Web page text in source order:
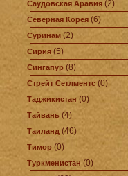
Саудовская Аравия (2)
Северная Корея (6)
Суринам (2)
Сирия (5)
Сингапур (8)
Стрейт Сетлментс (0)
Таджикистан (0)
Тайвань (4)
Таиланд (46)
Тимор (0)
Туркменистан (0)